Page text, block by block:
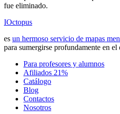
fue eliminado.
IOctopus
es un hermoso servicio de mapas
para sumergirse profundamente en el
Para profesores y alumnos
Afiliados 21%
Catálogo
Blog
Contactos
Nosotros